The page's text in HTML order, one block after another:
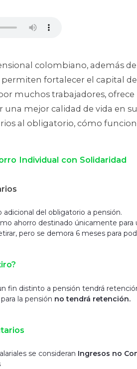
colombiano, además
fortalecer el capital
muchos trabajadores,
una mejor calidad de vida en
al obligatorio, cómo
Individual con Solidaridad
adicional del obligatorio a pensión.
ahorro destinado únicamente para
pero se demora 6 meses para
fin distinto a pensión tendrá
la pensión no tendrá retención.
se consideran Ingresos no